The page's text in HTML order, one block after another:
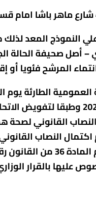
أصل صحيفة الحالة
فئويا أو إقليميا لمنطقة
النصاب
627 لسنة 2024 وكافة التفاصيل معلنة بمقر